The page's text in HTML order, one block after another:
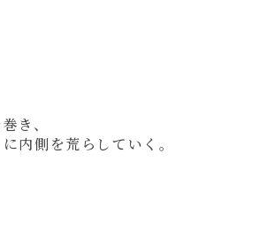
き、
内側を荒らしていく。